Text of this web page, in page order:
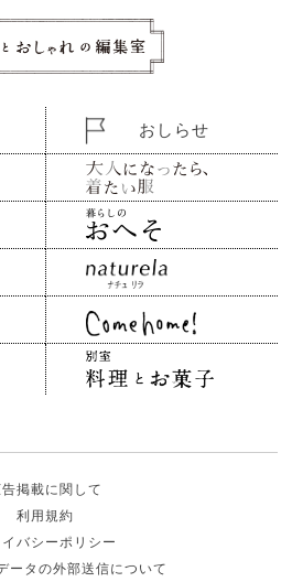
おしらせ
告掲載に関して
利用規約
バシーポリシー
ータの外部送信について